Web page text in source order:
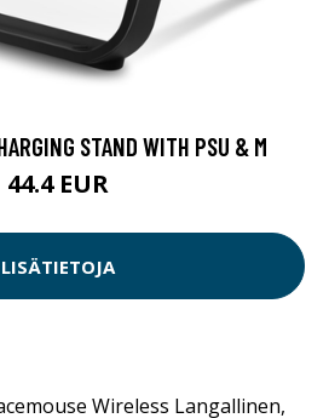
STAND WITH PSU & M
44.4 EUR
LISÄTIETOJA